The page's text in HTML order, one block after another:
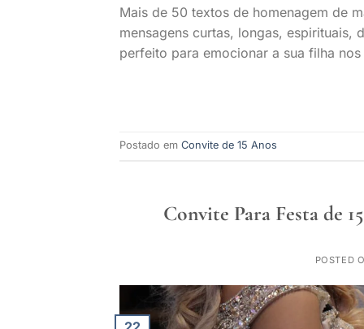
Mais de 50 textos de homenagem de
mensagens curtas, longas,
perfeito para emocionar a sua filha nos
Postado em Convite de 15 Anos
Convite Para Festa de
POSTED